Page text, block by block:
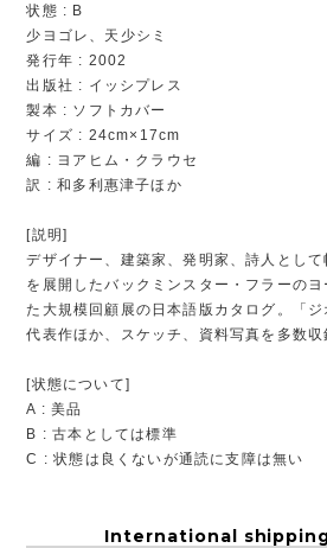
状態 : B
少ヨゴレ、天少シミ
発行年 : 2002
出版社 : イッシプレス
製本 : ソフトカバー
サイズ : 24cm×17cm
編 : ヨアヒム・クラウセ
訳 : 和多利惠津子ほか
[説明]
デザイナー、建築家、発明家、詩人とし
を展開したバックミンスター・フラーの
た大規模回顧展の日本語版カタログ。「
代表作ほか、スケッチ、資料写真を多数収
[状態について]
A : 美品
B : 古本としては標準
C : 状態は良くないが通読に支障は無い
International